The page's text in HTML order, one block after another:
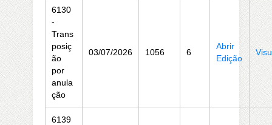
6130
-
Trans
posiç
ão
por
anula
ção
03/07/2026 1056 6
Abrir
Edição
6139